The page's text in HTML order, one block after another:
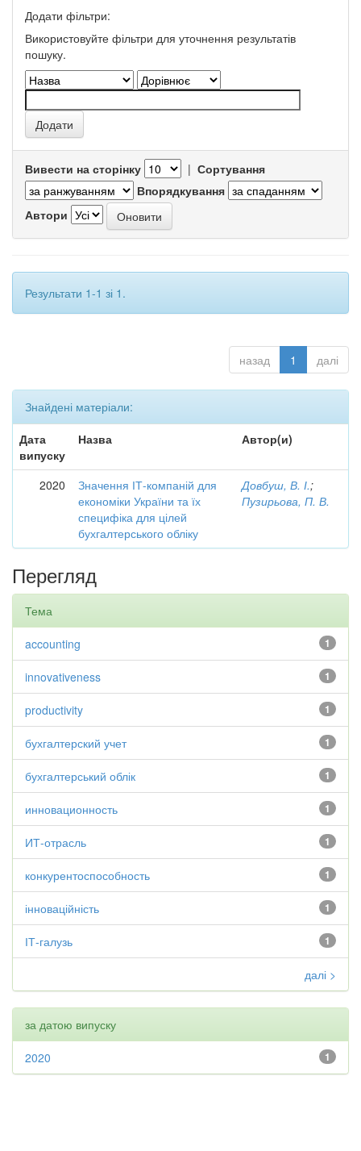
Додати фільтри:
Використовуйте фільтри для уточнення результатів
пошуку.
Вивести на сторінку | Сортування
Впорядкування
Автори
Результати 1-1 зі 1.
назад 1 далі
Знайдені матеріали:
Дата
випуску
Назва Автор(и)
2020
Значення ІТ-компаній для
економіки України та їх
специфіка для цілей
бухгалтерського обліку
Довбуш, В. І.;
Пузирьова, П. В.
Перегляд
Тема
1
accounting
1
innovativeness
1
productivity
1
бухгалтерский учет
1
бухгалтерський облік
1
инновационность
1
ИТ-отрасль
1
конкурентоспособность
1
інноваційність
1
ІТ-галузь
далі >
за датою випуску
1
2020